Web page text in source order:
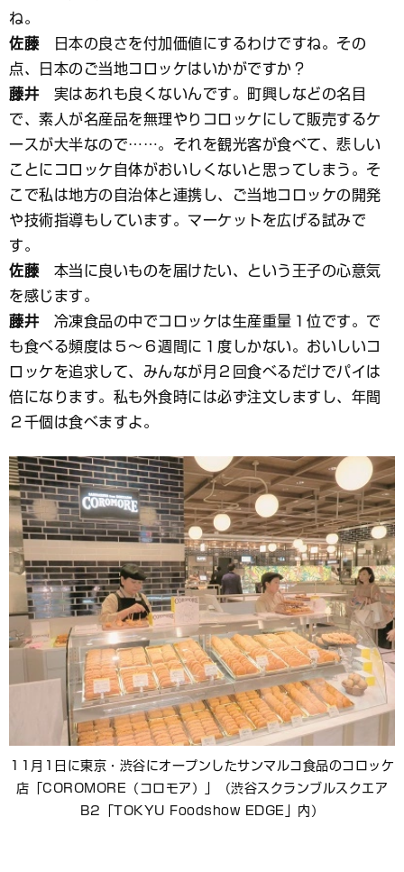
ね。
佐藤日本の良さを付加価値にするわけですね。その
点、日本のご当地コロッケはいかがですか？
藤井実はあれも良くないんです。町興しなどの名目
で、素人が名産品を無理やりコロッケにして販売するケ
ースが大半なので……。それを観光客が食べて、悲しい
ことにコロッケ自体がおいしくないと思ってしまう。そ
こで私は地方の自治体と連携し、ご当地コロッケの開発
や技術指導もしています。マーケットを広げる試みで
す。
佐藤本当に良いものを届けたい、という王子の心意気
を感じます。
藤井冷凍食品の中でコロッケは生産重量１位です。で
も食べる頻度は５～６週間に１度しかない。おいしいコ
ロッケを追求して、みんなが月２回食べるだけでパイは
倍になります。私も外食時には必ず注文しますし、年間
２千個は食べますよ。
11月1日に東京・渋谷にオープンしたサンマルコ食品のコロッケ
店「COROMORE（コロモア）」（渋谷スクランブルスクエア
B2「TOKYU Foodshow EDGE」内）